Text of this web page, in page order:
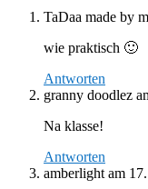
TaDaa made by
wie praktisch 🙂
Antworten
granny doodlez
Na klasse!
Antworten
amberlight am